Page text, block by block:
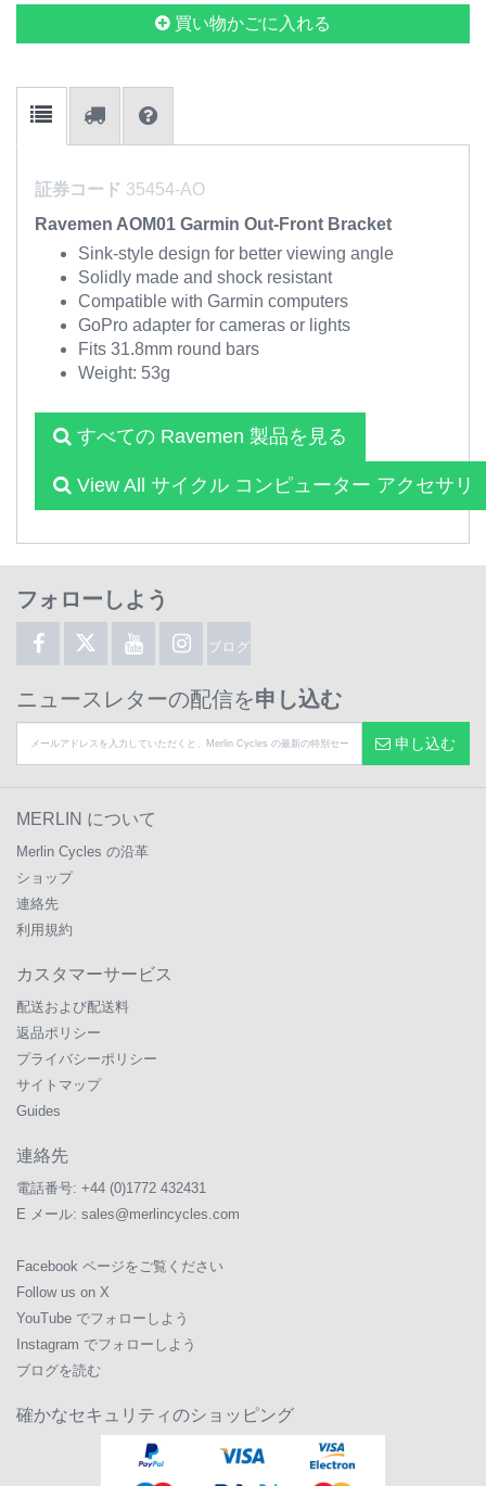
買い物かごに入れる
証券コード 35454-AO
Ravemen AOM01 Garmin Out-Front Bracket
Sink-style design for better viewing angle
Solidly made and shock resistant
Compatible with Garmin computers
GoPro adapter for cameras or lights
Fits 31.8mm round bars
Weight: 53g
すべての Ravemen 製品を見る
View All サイクル コンピューター アクセサリ
フォローしよう
ブログ
ニュースレターの配信を申し込む
申し込む
MERLIN について
Merlin Cycles の沿革
ショップ
連絡先
利用規約
カスタマーサービス
配送および配送料
返品ポリシー
プライバシーポリシー
サイトマップ
Guides
連絡先
電話番号: +44 (0)1772 432431
E メール: sales@merlincycles.com
Facebook ページをご覧ください
Follow us on X
YouTube でフォローしよう
Instagram でフォローしよう
ブログを読む
確かなセキュリティのショッピング